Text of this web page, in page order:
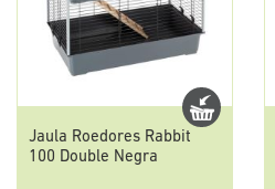
Jaula Roedores Rabbit
100 Double Negra